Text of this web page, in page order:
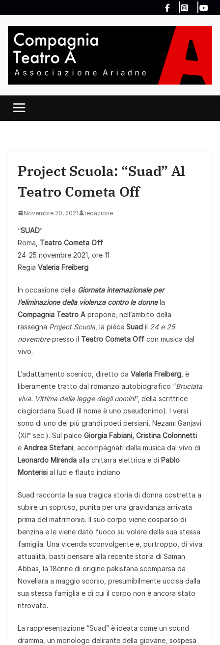
al
Project Scuola: “Suad” Al
Teatro Cometa Off
Novembre 20, 2021 redazione
“SUAD”
Roma, Teatro Cometa Off
24-25 novembre 2021, ore 11
Regia Valeria Freiberg
In occasione della Giornata internazionale per
l’eliminazione della violenza contro le donnela
Compagnia Teatro A propone, nell’ambito della
rassegna Project Scuola , la pièce Suad il 24 e 25
novembrepresso il Teatro Cometa Off con musica dal
vivo.
L’adattamento scenico, diretto da Valeria Freiberg , è
liberamente tratto dal romanzo autobiografico “Bruciata
viva. Vittima della legge degli uomini”, della scrittrice
cisgiordana Suad (il nome è uno pseudonimo). I versi
sono di uno dei più grandi poeti persiani, Nezami Ganjavi
(XII° sec.). Sul palco Giorgia Fabiani, Cristina Colonnetti
e Andrea Stefani , accompagnati dalla musica dal vivo di
Leonardo Mirenda alla chitarra elettrica e di Pablo
Monterisi al lud e flauto indiano.
Suad racconta la sua tragica storia di donna costretta a
subire un sopruso, punita per una gravidanza arrivata
prima del matrimonio. Il suo corpo viene cosparso di
benzina e le viene dato fuoco su volere della sua stessa
famiglia. Una vicenda sconvolgente e, purtroppo, di viva
attualità, basti pensare alla recente storia di Saman
Abbas, la 18enne di origine pakistana scomparsa da
Novellara a maggio scorso, presumibilmente uccisa dalla
sua stessa famiglia e di cui il corpo non è ancora stato
ritrovato.
La rappresentazione “Suad” è ideata come un sound
dramma, un monologo delirante della giovane, sospesa